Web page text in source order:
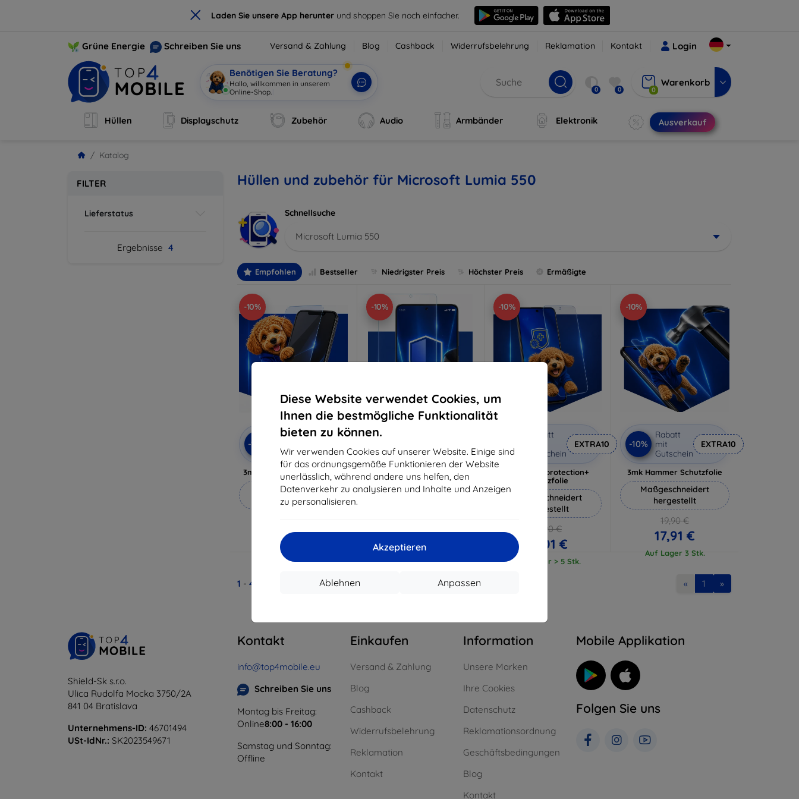
× Laden Sie unsere App herunter und shoppen Sie noch einfacher.
Diese Website verwendet Cookies, um
Ihnen die bestmögliche Funktionalität
bieten zu können.
Wir verwenden Cookies auf unserer Website. Einige sind
für das ordnungsgemäße Funktionieren der Website
unerlässlich, während andere uns helfen, den
Datenverkehr zu analysieren und Inhalte und Anzeigen
zu personalisieren.
Akzeptieren
Anpassen
Ablehnen
Grüne Energie Schreiben Sie uns Versand & Zahlung Blog Cashback Widerrufsbelehrung Reklamation Kontakt Login
Benötigen Sie Beratung?
Hallo, willkommen in unserem
Online-Shop.
0 0 0
Warenkorb
Hüllen Displayschutz Zubehör Audio Armbänder Elektronik Ausverkauf
Katalog
FILTER
Lieferstatus
Ergebnisse 4
Hüllen und zubehör für Microsoft Lumia 550
Schnellsuche
Microsoft Lumia 550
Empfohlen Bestseller Niedrigster Preis Höchster Preis Ermäßigte
-10%
-10%
Rabatt
Gutschein
3mk Anti-Shock Schutzglas
Maßgeschneidert
hergestellt
15,21 €
Auf Lager > 5 Stk.
-10%
Gutschein
3mk Pure Matt Schutzglas
Maßgeschneidert
11,61 €
Auf Lager > 5 Stk.
-10%
Rabatt
Gutschein
EXTRA10
3mk Silverprotection+
Schutzfolie
Maßgeschneidert
hergestellt
18,90 €
17,01 €
Auf Lager > 5 Stk.
-10%
-10%
Rabatt
mit
Gutschein
EXTRA10
3mk Hammer Schutzfolie
Maßgeschneidert
hergestellt
19,90 €
17,91 €
Auf Lager 3 Stk.
1 - 4 « 1 »
Shield-Sk s.r.o.
Ulica Rudolfa Mocka 3750/2A
841 04 Bratislava
Unternehmens-ID: 46701494
USt-IdNr.: SK2023549671
Kontakt
info@top4mobile.eu
Schreiben Sie uns
Montag bis Freitag:
Online8:00 - 16:00
Samstag und Sonntag:
Offline
Einkaufen
Versand & Zahlung
Blog
Cashback
Widerrufsbelehrung
Reklamation
Kontakt
Information
Unsere Marken
Ihre Cookies
Datenschutz
Reklamationsordnung
Geschäftsbedingungen
Blog
Kontakt
Mobile Applikation
Folgen Sie uns